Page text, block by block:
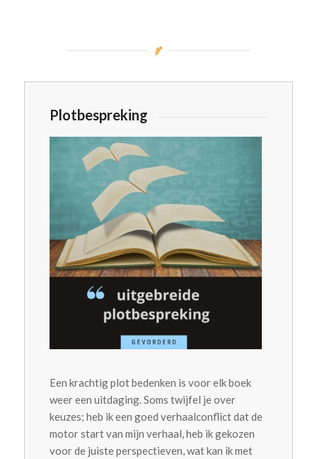
Plotbespreking
Een krachtig plot bedenken is voor elk boek
weer een uitdaging. Soms twijfel je over
keuzes; heb ik een goed verhaalconflict dat de
motor start van mijn verhaal, heb ik gekozen
voor de juiste perspectieven, wat kan ik met